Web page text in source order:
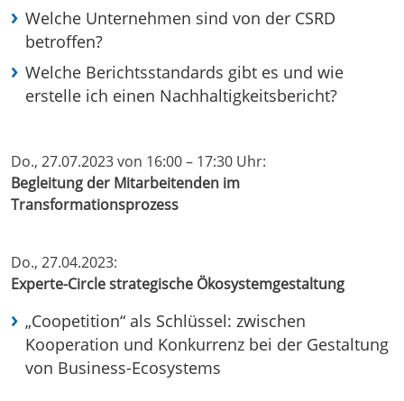
Welche Unternehmen sind von der CSRD
betroffen?
Welche Berichtsstandards gibt es und wie
erstelle ich einen Nachhaltigkeitsbericht?
Do., 27.07.2023 von 16:00 – 17:30 Uhr:
Begleitung der Mitarbeitenden im
Transformationsprozess
Do., 27.04.2023:
Experte-Circle strategische Ökosystemgestaltung
„Coopetition“ als Schlüssel: zwischen
Kooperation und Konkurrenz bei der Gestaltung
von Business-Ecosystems